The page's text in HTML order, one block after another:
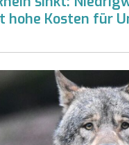
hohe Kosten für